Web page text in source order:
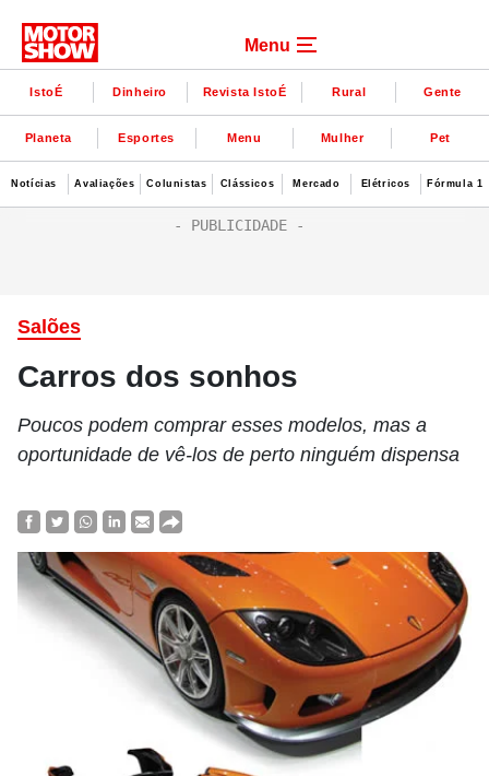
Menu
IstoÉ Dinheiro Revista IstoÉ Rural Gente
Planeta Esportes Menu Mulher Pet
Notícias Avaliações Colunistas Clássicos Mercado Elétricos Fórmula 1
Salões
Carros dos sonhos
Poucos podem comprar esses modelos, mas a
oportunidade de vê-los de perto ninguém dispensa